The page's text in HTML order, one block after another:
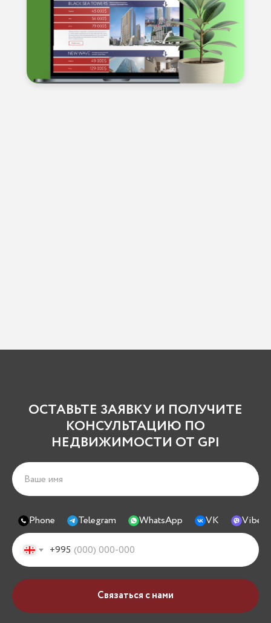
ОСТАВЬТЕ ЗАЯВКУ И ПОЛУЧИТЕ
КОНСУЛЬТАЦИЮ ПО
НЕДВИЖИМОСТИ ОТ GPI
Phone Telegram WhatsApp VK Viber
+995
Связаться с нами